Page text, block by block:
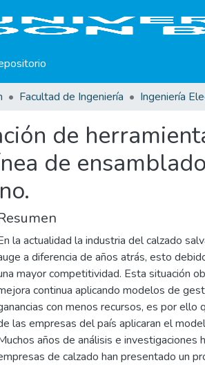
Facultad de Ingeniería Ingeniería
de
de
la actualidad la industria del calzado
a diferencia de años atrás, esto
mayor competitividad. Esta situación
continua aplicando modelos de
con menos recursos, es por ello
las empresas del país aplicaran el
años de análisis e investigaciones
de calzado han presentado un